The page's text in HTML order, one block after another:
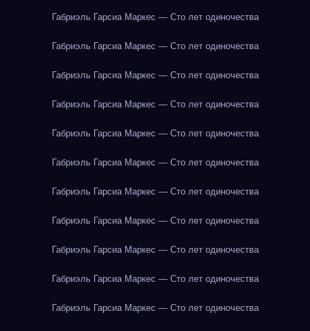
Габриэль Гарсиа Маркес — Сто лет одиночества
Габриэль Гарсиа Маркес — Сто лет одиночества
Габриэль Гарсиа Маркес — Сто лет одиночества
Габриэль Гарсиа Маркес — Сто лет одиночества
Габриэль Гарсиа Маркес — Сто лет одиночества
Габриэль Гарсиа Маркес — Сто лет одиночества
Габриэль Гарсиа Маркес — Сто лет одиночества
Габриэль Гарсиа Маркес — Сто лет одиночества
Габриэль Гарсиа Маркес — Сто лет одиночества
Габриэль Гарсиа Маркес — Сто лет одиночества
Габриэль Гарсиа Маркес — Сто лет одиночества